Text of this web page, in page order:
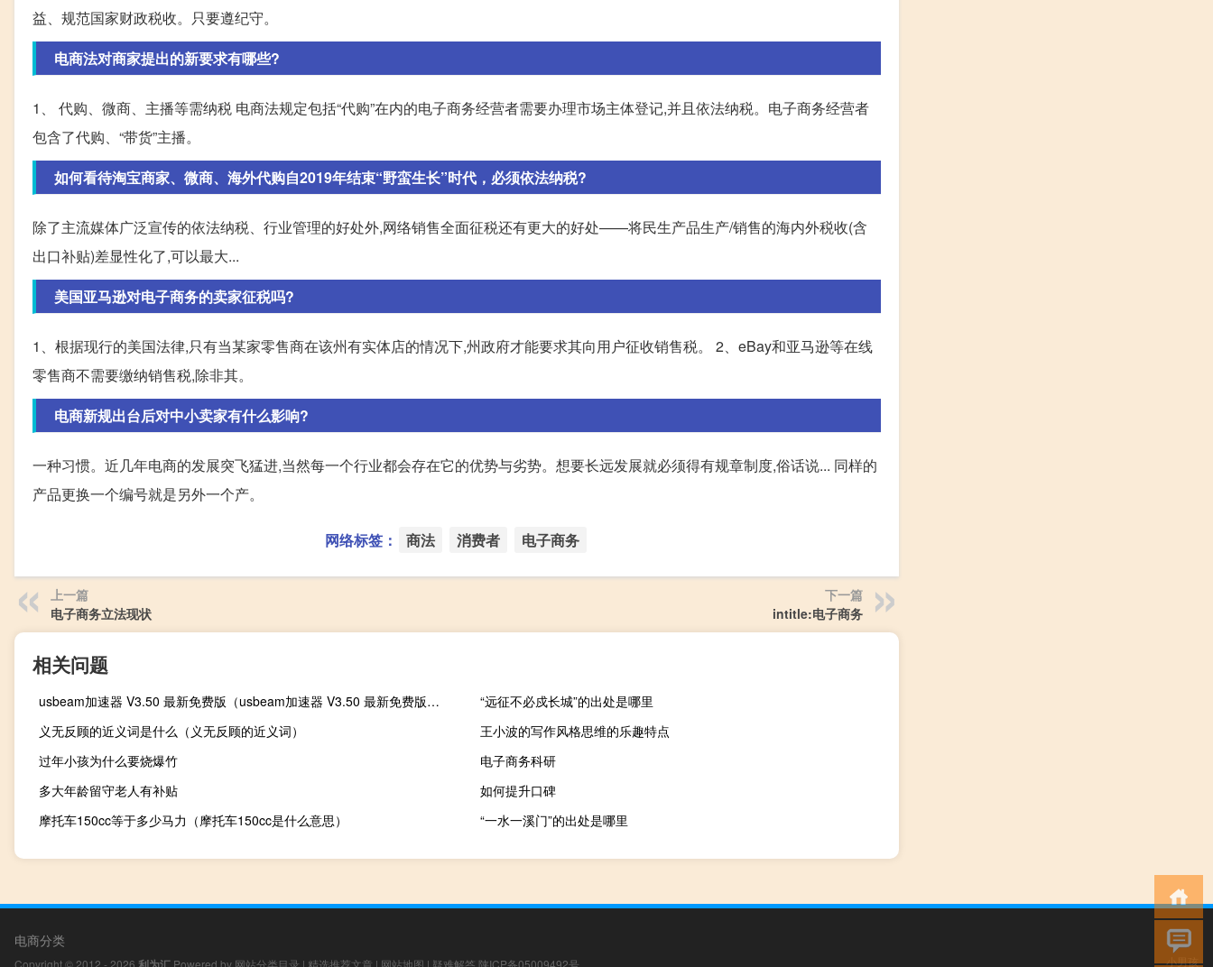
益、规范国家财政税收。只要遵纪守。
电商法对商家提出的新要求有哪些?
1、 代购、微商、主播等需纳税 电商法规定包括“代购”在内的电子商务经营者需要办理市场主体登记,并且依法纳税。电子商务经营者
包含了代购、“带货”主播。
如何看待淘宝商家、微商、海外代购自2019年结束“野蛮生长”时代，必须依法纳税?
除了主流媒体广泛宣传的依法纳税、行业管理的好处外,网络销售全面征税还有更大的好处——将民生产品生产/销售的海内外税收(含
出口补贴)差显性化了,可以最大...
美国亚马逊对电子商务的卖家征税吗?
1、根据现行的美国法律,只有当某家零售商在该州有实体店的情况下,州政府才能要求其向用户征收销售税。 2、eBay和亚马逊等在线
零售商不需要缴纳销售税,除非其。
电商新规出台后对中小卖家有什么影响?
一种习惯。近几年电商的发展突飞猛进,当然每一个行业都会存在它的优势与劣势。想要长远发展就必须得有规章制度,俗话说... 同样的
产品更换一个编号就是另外一个产。
网络标签： 商法 消费者 电子商务
上一篇
电子商务立法现状
下一篇
intitle:电子商务
相关问题
usbeam加速器 V3.50 最新免费版（usbeam加速器 V3.50 最新免费版功能简介）
“远征不必戍长城”的出处是哪里
义无反顾的近义词是什么（义无反顾的近义词）
王小波的写作风格思维的乐趣特点
过年小孩为什么要烧爆竹
电子商务科研
多大年龄留守老人有补贴
如何提升口碑
摩托车150cc等于多少马力（摩托车150cc是什么意思）
“一水一溪门”的出处是哪里
电商分类
Copyright © 2012 - 2026 Powered by 网站分类目录 | 精选推荐文章 | 网站地图 | 疑难解答 陕ICP备05009492号 小男孩